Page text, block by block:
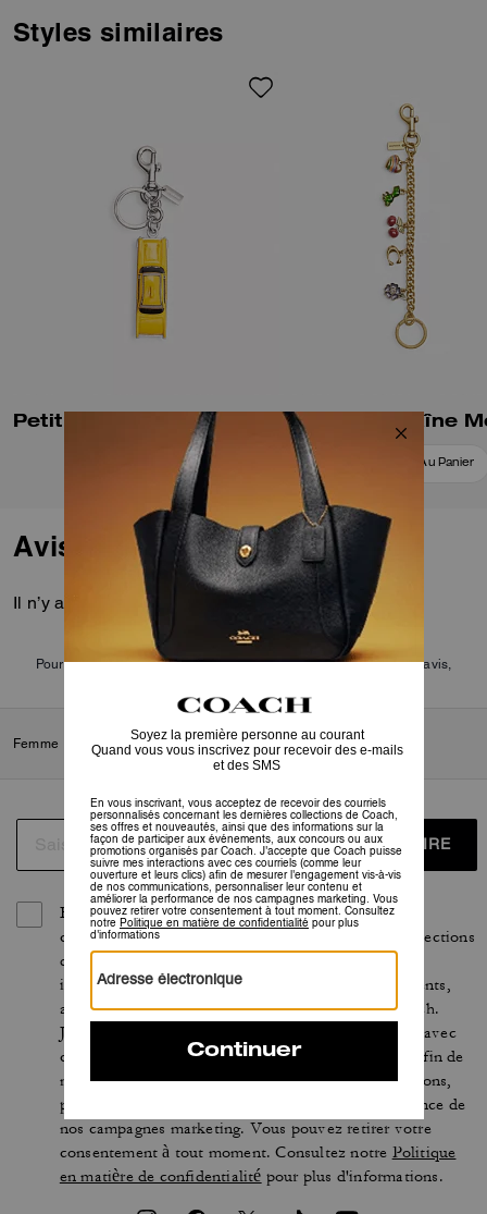
Styles similaires
Petit Porte-Clés Sac Taxi
Ajouter Au Panier Ajouter Au Panier
Avis
Il n’y a pas encore d’avis.
Pour plus d’informations sur la manière dont nous vérifions nos avis,
Femme Accessoires et bijoux / Breloques de sacs et porte-clés
S’INSCRIRE
En vous inscrivant, vous acceptez de recevoir des
courriels personnalisés concernant les dernières collections
de Coach, ses offres et nouveautés, ainsi que des
informations sur la façon de participer aux événements,
aux concours ou aux promotions organisés par Coach.
J’accepte que Coach puisse suivre mes interactions avec
ces courriels (comme leur ouverture et leurs clics) afin de
mesurer l'engagement vis-à-vis de nos communications,
personnaliser leur contenu et améliorer la performance de
nos campagnes marketing. Vous pouvez retirer votre
consentement à tout moment. Consultez notre Politique
en matière de confidentialité pour plus d'informations.